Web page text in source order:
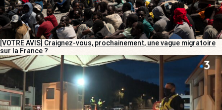
[VOTRE AVIS] Craignez-vous, prochainement, une vague migratoire
sur la France ?